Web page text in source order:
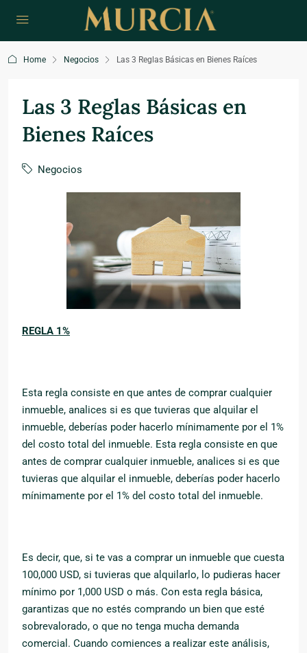
Home Negocios Las 3 Reglas Básicas en Bienes Raíces
Las 3 Reglas Básicas en
Bienes Raíces
Negocios
REGLA 1%
Esta regla consiste en que antes de comprar cualquier
inmueble, analices si es que tuvieras que alquilar el
inmueble, deberías poder hacerlo mínimamente por el 1%
del costo total del inmueble. Esta regla consiste en que
antes de comprar cualquier inmueble, analices si es que
tuvieras que alquilar el inmueble, deberías poder hacerlo
mínimamente por el 1% del costo total del inmueble.
Es decir, que, si te vas a comprar un inmueble que cuesta
100,000 USD, si tuvieras que alquilarlo, lo pudieras hacer
mínimo por 1,000 USD o más. Con esta regla básica,
garantizas que no estés comprando un bien que esté
sobrevalorado, o que no tenga mucha demanda
comercial. Cuando comiences a realizar este análisis,